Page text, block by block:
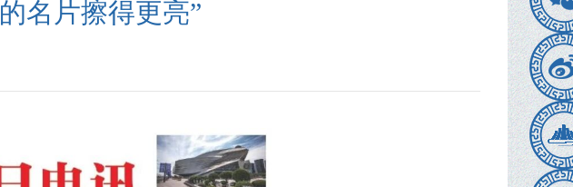
名片擦得更亮”